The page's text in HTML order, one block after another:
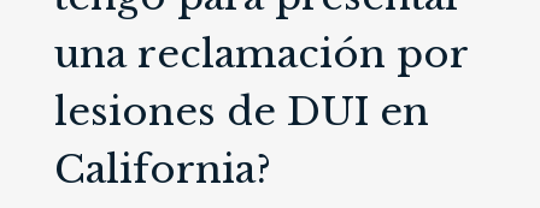
una reclamación por
lesiones de DUI en
California?